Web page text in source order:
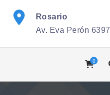
Rosario
Av. Eva Perón 6397
0